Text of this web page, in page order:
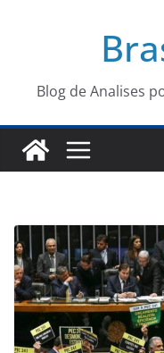
conteúdoBlog de Analises